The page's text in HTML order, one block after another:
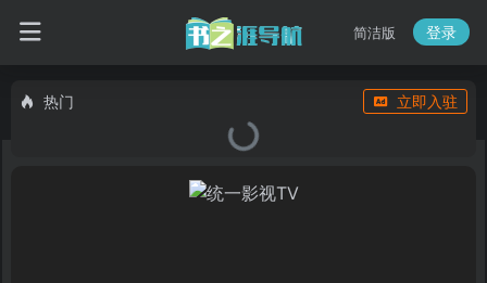
简洁版 登录
热门 立即入驻